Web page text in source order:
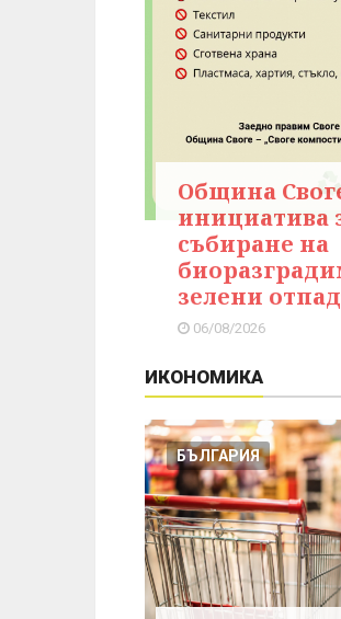
Община
инициатива
събиране на
зелени
06/08/2026
ИКОНОМИКА
БЪЛГАРИЯ